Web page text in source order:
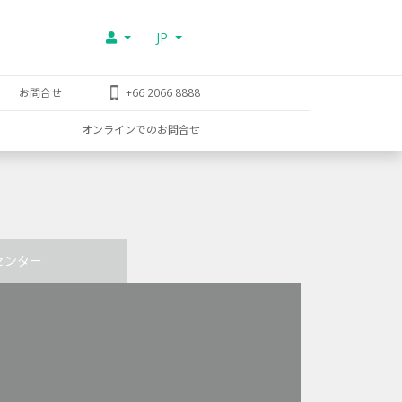
JP
お問合せ +66 2066 8888
オンラインでのお問合せ
ンター